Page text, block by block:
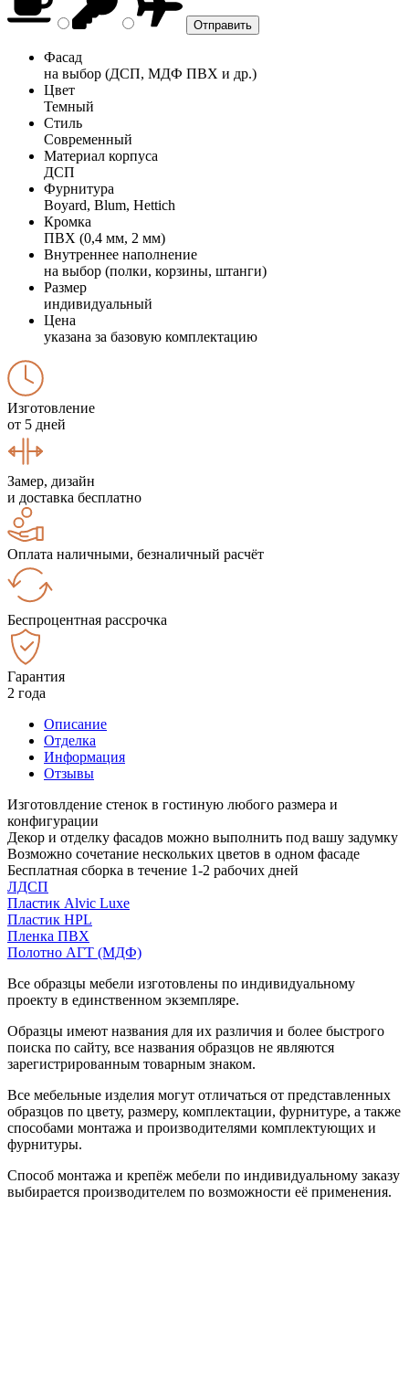
Фасад
на выбор (ДСП, МДФ ПВХ и др.)
Цвет
Темный
Стиль
Современный
Материал корпуса
ДСП
Фурнитура
Boyard, Blum, Hettich
Кромка
ПВХ (0,4 мм, 2 мм)
Внутреннее наполнение
на выбор (полки, корзины, штанги)
Размер
индивидуальный
Цена
указана за базовую комплектацию
Изготовление
от 5 дней
Замер, дизайн
и доставка бесплатно
Оплата наличными, безналичный расчёт
Беспроцентная рассрочка
Гарантия
2 года
Описание
Отделка
Информация
Отзывы
Изготовлдение стенок в гостиную любого размера и
конфигурации
Декор и отделку фасадов можно выполнить под вашу задумку
Возможно сочетание нескольких цветов в одном фасаде
Бесплатная сборка в течение 1-2 рабочих дней
ЛДСП
Пластик Alvic Luxe
Пластик HPL
Пленка ПВХ
Полотно АГТ (МДФ)
Все образцы мебели изготовлены по индивидуальному
проекту в единственном экземпляре.
Образцы имеют названия для их различия и более быстрого
поиска по сайту, все названия образцов не являются
зарегистрированным товарным знаком.
Все мебельные изделия могут отличаться от представленных
образцов по цвету, размеру, комплектации, фурнитуре, а также
способами монтажа и производителями комплектующих и
фурнитуры.
Способ монтажа и крепёж мебели по индивидуальному заказу
выбирается производителем по возможности её применения.